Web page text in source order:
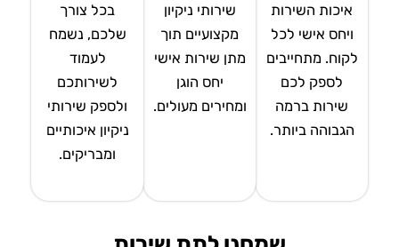
איכות השירות
ויחס אישי לכל
לקוח. מתחייבים
לספק לכם
שירות ברמה
הגבוהה ביותר.
שירותי ניקיון
מקצועיים תוך
מתן שירות אישי
יחס הוגן
ומחירים מעולים.
בכל צורך
שלכם, נשמח
לעמוד
לשירותכם
ולספק שירותי
ניקיון איכותיים
ומבריקים.